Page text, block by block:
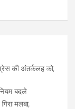
की अंतर्कलह को,
बदले
मलबा,